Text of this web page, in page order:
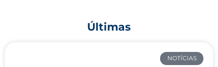
Últimas
NOTÍCIAS